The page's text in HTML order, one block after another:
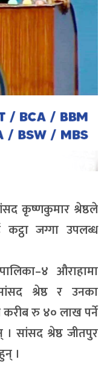
कृष्णकुमार श्रेष्ठले
कट्ठा जग्गा उपलब्ध
औराहामा
श्रेष्ठ र उनका
रु ४० लाख पर्ने
सांसद श्रेष्ठ जीतपुर
।